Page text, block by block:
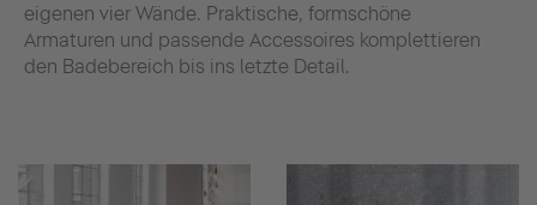
eigenen vier Wände. Praktische, formschöne
Armaturen und passende Accessoires komplettieren
den Badebereich bis ins letzte Detail.